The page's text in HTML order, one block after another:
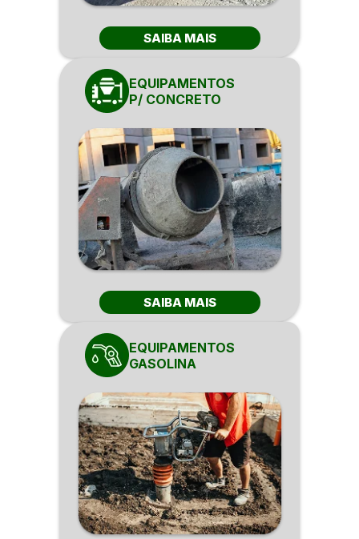
SAIBA MAIS
EQUIPAMENTOS
P/ CONCRETO
SAIBA MAIS
EQUIPAMENTOS
GASOLINA